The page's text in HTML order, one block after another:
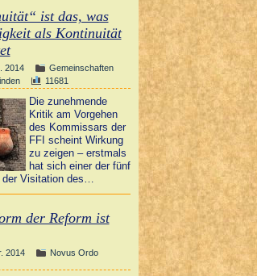
ist das, was
als Kontinuität
2014
Gemeinschaften
11681
Die zunehmende
Kritik am Vorgehen
des Kommissars der
FFI scheint Wirkung
zu zeigen – erstmals
hat sich einer der fünf
der Visitation des…
der Reform ist
2014
Novus Ordo